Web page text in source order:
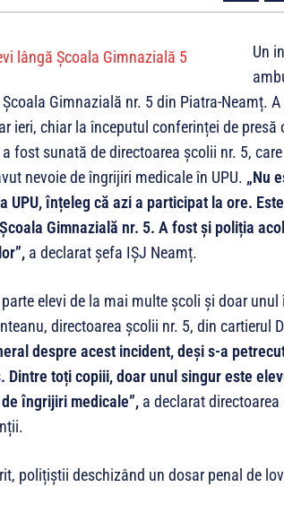
Un
Gimnazială nr. 5 din Piatra-Neamț.
ieri, chiar la începutul conferinței de
fost sunată de directoarea școlii nr. 5,
nevoie de îngrijiri medicale în UPU. „Nu
UPU, înțeleg că azi a participat la ore.
Gimnazială nr. 5. A fost și poliția
a declarat șefa IȘJ Neamț.
elevi de la mai multe școli și doar
directoarea școlii nr. 5, din cartierul
despre acest incident, deși s-a
Dintre toți copiii, doar unul singur este
îngrijiri medicale”, a declarat
polițiștii deschizând un dosar penal de